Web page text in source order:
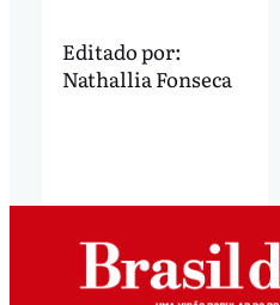
Editado por:
Nathallia Fonseca